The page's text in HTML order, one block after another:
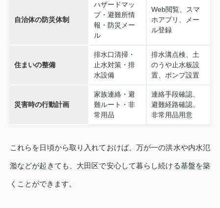
自治体の防災体制
ハザードマッ
プ・避難所情
報・防災メー
ル
Web閲覧、スマ
ホアプリ、メー
ル登録
住まいの整備
排水口清掃・
止水対策・排
水設備
排水溝点検、土
のうや止水板設
置、ポンプ設置
災害時の行動計画
家族連絡・避
難ルート・非
常用品
連絡手段確認、
避難経路確認、
非常用品用意
これらを日頃から取り入れておけば、万が一の洪水や内水氾
濫などが起きても、大田区で安心して暮らし続ける基盤を築
くことができます。